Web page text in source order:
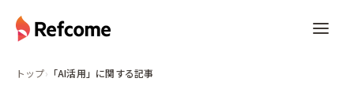
トップ› 「AI活用」に関する記事